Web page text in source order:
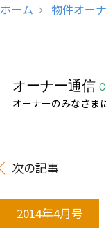
ホーム 物件オー
オーナー通信
オーナーのみなさま
次の記事
2014年4月号